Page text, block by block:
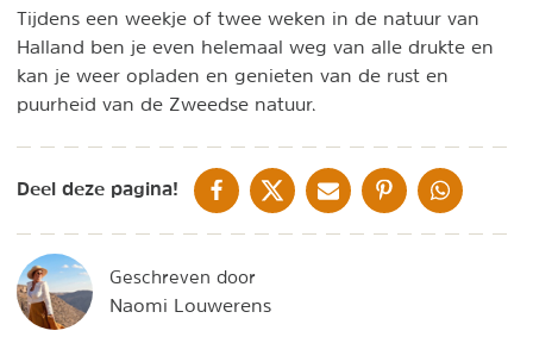
Tijdens een weekje of twee weken in de natuur van
Halland ben je even helemaal weg van alle drukte en
kan je weer opladen en genieten van de rust en
puurheid van de Zweedse natuur.
Deel deze pagina! DELEN OP FACEBOOK
DELEN OP XDELEN VIA DE MAIL
DELEN OP PINTEREST
DELEN OP
Geschreven door
Naomi Louwerens